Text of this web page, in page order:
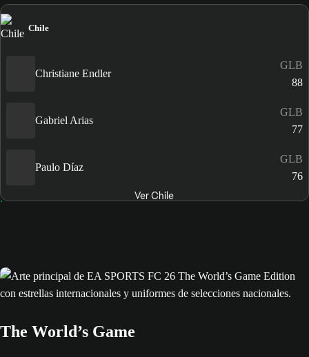
Chile
Christiane Endler
GLB
88
Gabriel Arias
GLB
77
Paulo Díaz
GLB
76
Ver Chile
The World’s Game